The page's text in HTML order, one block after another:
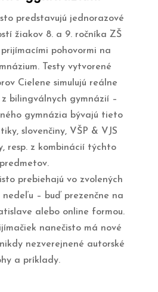
predstavujú jednorazové
žiakov 8. a 9. ročníka ZŠ
pohovormi na
Testy vytvorené
Cielene simulujú reálne
bilingválnych gymnázií –
gymnázia bývajú tieto
slovenčiny, VŠP & VJS
resp. z kombinácií týchto
predmetov.
prebiehajú vo zvolených
– buď prezenčne na
alebo online formou.
nanečisto má nové
nezverejnené autorské
a príklady.